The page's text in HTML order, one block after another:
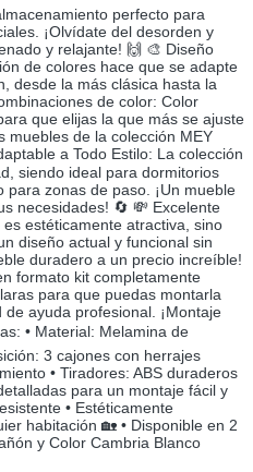
perfecto para
¡Olvídate del desorden y
y relajante! 🙌 🎨 Diseño
de colores hace que se adapte
desde la más clásica hasta la
de color: Color
que elijas la que más se ajuste
muebles de la colección MEY
a Todo Estilo: La colección
siendo ideal para dormitorios
para zonas de paso. ¡Un mueble
necesidades! 🔄 💸 Excelente
estéticamente atractiva, sino
diseño actual y funcional sin
duradero a un precio increíble!
formato kit completamente
para que puedas montarla
ayuda profesional. ¡Montaje
• Material: Melamina de
3 cajones con herrajes
• Tiradores: ABS duraderos
para un montaje fácil y
• Estéticamente
habitación 🏡 • Disponible en 2
y Color Cambria Blanco